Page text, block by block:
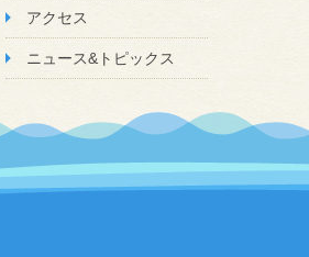
アクセス
ニュース&トピックス